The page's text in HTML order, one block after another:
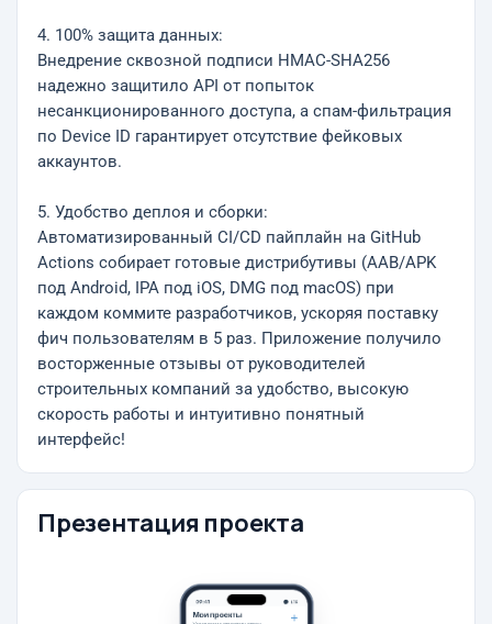
4. 100% защита данных:
Внедрение сквозной подписи HMAC-SHA256
надежно защитило API от попыток
несанкционированного доступа, а спам-фильтрация
по Device ID гарантирует отсутствие фейковых
аккаунтов.
5. Удобство деплоя и сборки:
Автоматизированный CI/CD пайплайн на GitHub
Actions собирает готовые дистрибутивы (AAB/APK
под Android, IPA под iOS, DMG под macOS) при
каждом коммите разработчиков, ускоряя поставку
фич пользователям в 5 раз. Приложение получило
восторженные отзывы от руководителей
строительных компаний за удобство, высокую
скорость работы и интуитивно понятный
интерфейс!
Презентация проекта